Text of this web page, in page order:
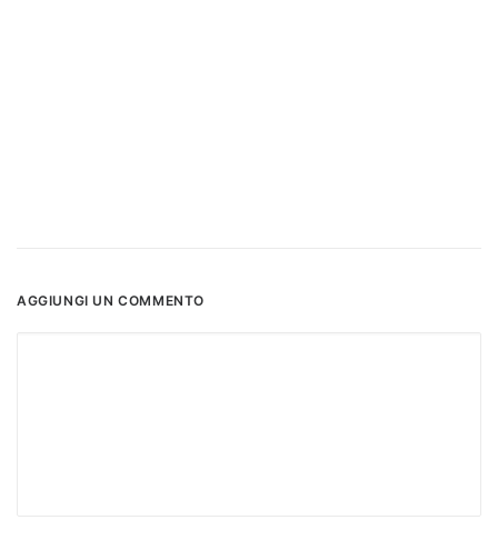
AGGIUNGI UN COMMENTO